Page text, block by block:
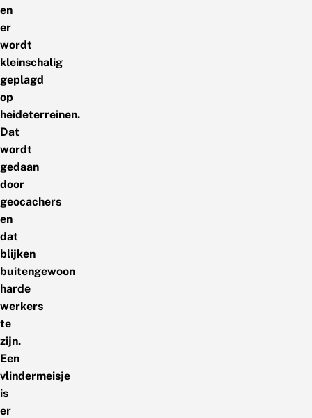
en
er
wordt
kleinschalig
geplagd
op
heideterreinen.
Dat
wordt
gedaan
door
geocachers
en
dat
blijken
buitengewoon
harde
werkers
te
zijn.
Een
vlindermeisje
is
er